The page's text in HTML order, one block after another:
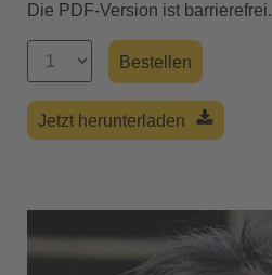
Die PDF-Version ist barrierefrei.
Jetzt herunterladen